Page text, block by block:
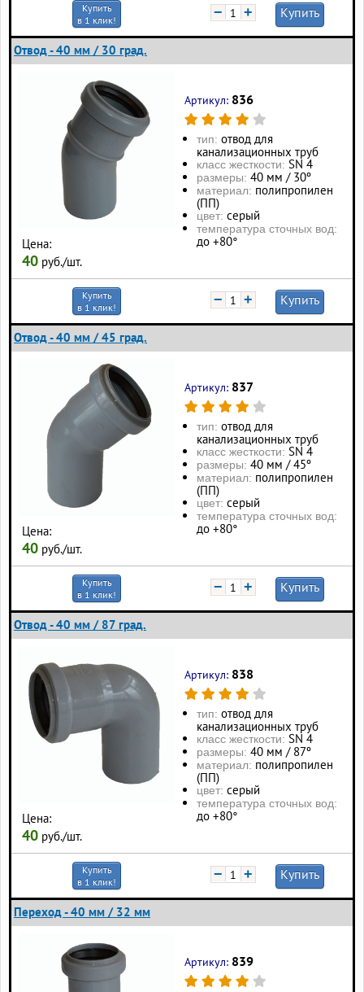
Купить
в 1 клик!
− + Купить
Отвод - 40 мм / 30 град.
Цена:
40 руб./шт.
Артикул: 836
тип: отвод для
канализационных труб
класс жесткости: SN 4
размеры: 40 мм / 30º
материал: полипропилен
(ПП)
цвет: серый
температура сточных вод:
до +80°
Купить
в 1 клик!
− + Купить
Отвод - 40 мм / 45 град.
Цена:
40 руб./шт.
Артикул: 837
тип: отвод для
канализационных труб
класс жесткости: SN 4
размеры: 40 мм / 45º
материал: полипропилен
(ПП)
цвет: серый
температура сточных вод:
до +80°
Купить
в 1 клик!
− + Купить
Отвод - 40 мм / 87 град.
Цена:
40 руб./шт.
Артикул: 838
тип: отвод для
канализационных труб
класс жесткости: SN 4
размеры: 40 мм / 87º
материал: полипропилен
(ПП)
цвет: серый
температура сточных вод:
до +80°
Купить
в 1 клик!
− + Купить
Переход - 40 мм / 32 мм
Артикул: 839